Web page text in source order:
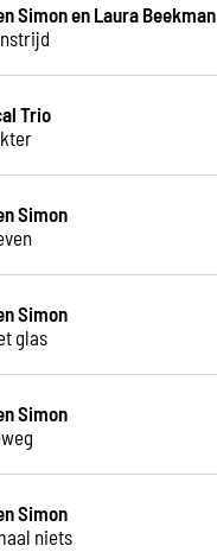
Simon en Laura Beekman
Trio
Simon
Simon
glas
Simon
Simon
niets